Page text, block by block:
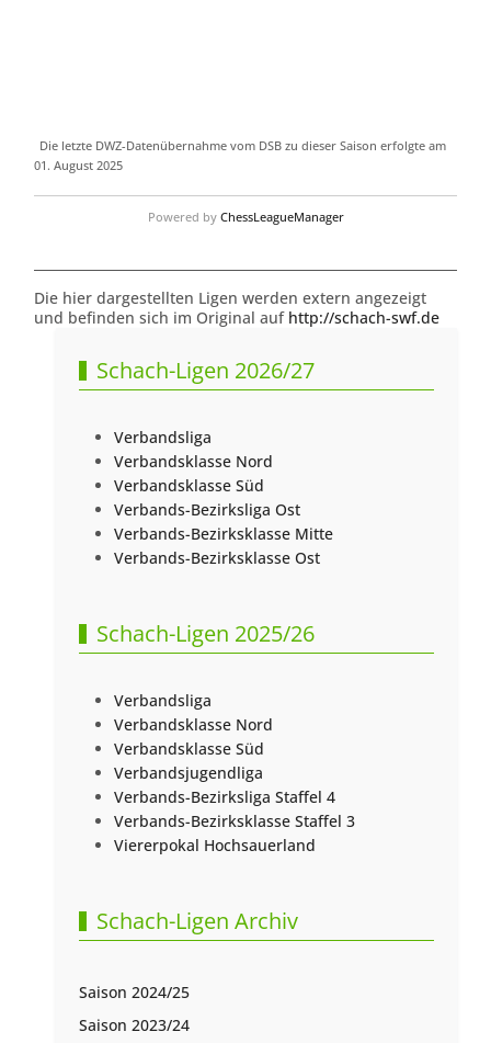
Die letzte DWZ-Datenübernahme vom DSB zu dieser Saison erfolgte am
01. August 2025
Powered by ChessLeagueManager
Die hier dargestellten Ligen werden extern angezeigt
und befinden sich im Original auf http://schach-swf.de
Schach-Ligen 2026/27
Verbandsliga
Verbandsklasse Nord
Verbandsklasse Süd
Verbands-Bezirksliga Ost
Verbands-Bezirksklasse Mitte
Verbands-Bezirksklasse Ost
Schach-Ligen 2025/26
Verbandsliga
Verbandsklasse Nord
Verbandsklasse Süd
Verbandsjugendliga
Verbands-Bezirksliga Staffel 4
Verbands-Bezirksklasse Staffel 3
Viererpokal Hochsauerland
Schach-Ligen Archiv
Saison 2024/25
Saison 2023/24